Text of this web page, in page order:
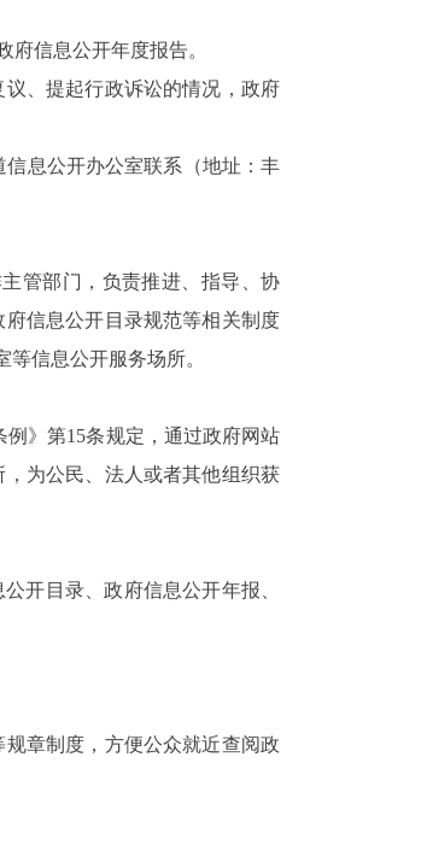
信息公开年度报告。
、提起行政诉讼的情况，政府
信息公开办公室联系（地址：丰
管部门，负责推进、指导、协
信息公开目录规范等相关制度
信息公开服务场所。
》第15条规定，通过政府网站
为公民、法人或者其他组织获
开目录、政府信息公开年报、
章制度，方便公众就近查阅政